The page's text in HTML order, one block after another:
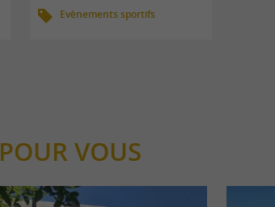
Evènements sportifs
POUR VOUS